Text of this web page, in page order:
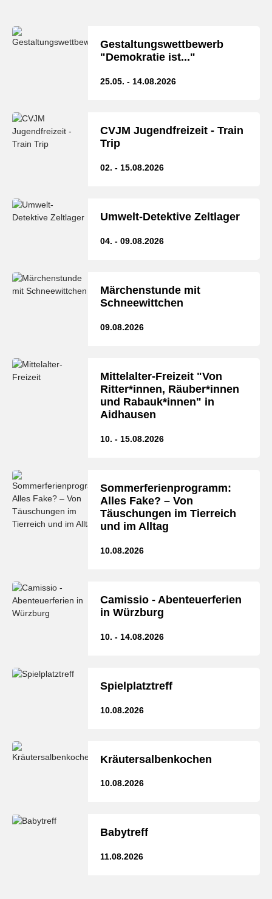
Gestaltungswettbewerb
"Demokratie ist..."
25.05. - 14.08.2026
CVJM Jugendfreizeit - Train
Trip
02. - 15.08.2026
Umwelt-Detektive Zeltlager
04. - 09.08.2026
Märchenstunde mit
Schneewittchen
09.08.2026
Mittelalter-Freizeit "Von
Ritter*innen, Räuber*innen
und Rabauk*innen" in
Aidhausen
10. - 15.08.2026
Sommerferienprogramm:
Alles Fake? – Von
Täuschungen im Tierreich
und im Alltag
10.08.2026
Camissio - Abenteuerferien
in Würzburg
10. - 14.08.2026
Spielplatztreff
10.08.2026
Kräutersalbenkochen
10.08.2026
Babytreff
11.08.2026